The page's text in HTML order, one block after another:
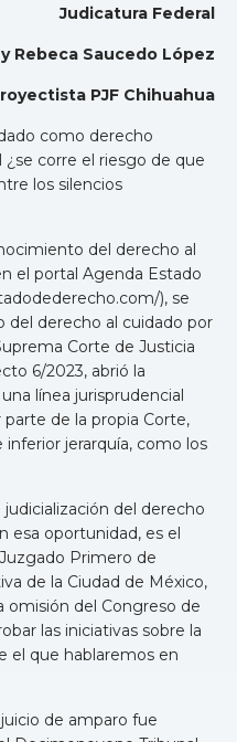
Judicatura Federal
y Rebeca Saucedo López
PJF Chihuahua
como derecho
corre el riesgo de que
los silencios
del derecho al
el portal Agenda Estado
), se
derecho al cuidado por
Corte de Justicia
6/2023, abrió la
línea jurisprudencial
de la propia Corte,
jerarquía, como los
del derecho
esa oportunidad, es el
Primero de
de la Ciudad de México,
omisión del Congreso de
las iniciativas sobre la
el que hablaremos en
de amparo fue